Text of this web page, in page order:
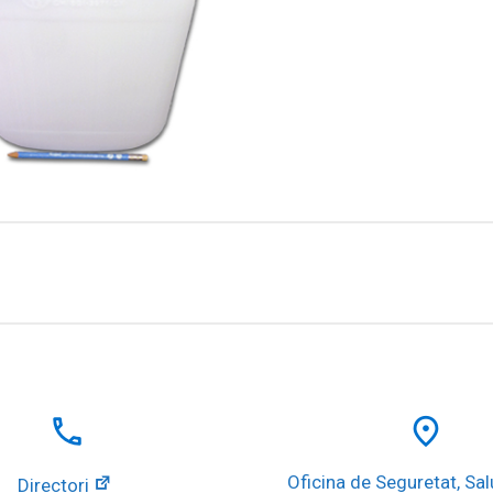
local_phone
Directori
place
Oficina de Seguretat,